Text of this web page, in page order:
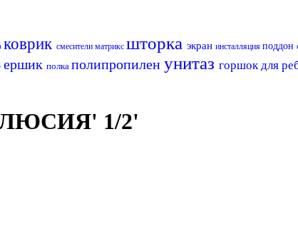
коврик смесители матрикс шторка экран инсталляция поддон
ершик полка полипропилен унитаз горшок для
'ЛЮСИЯ' 1/2'